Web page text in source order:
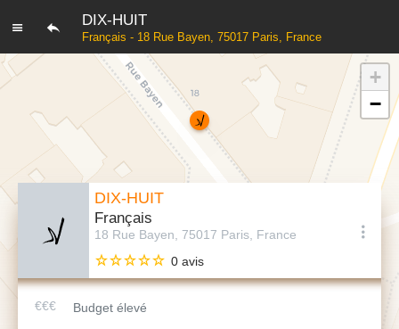
DIX-HUIT
Français - 18 Rue Bayen, 75017 Paris, France
DIX-HUIT
Français
18 Rue Bayen, 75017 Paris, France
0 avis
Budget élevé
+
−